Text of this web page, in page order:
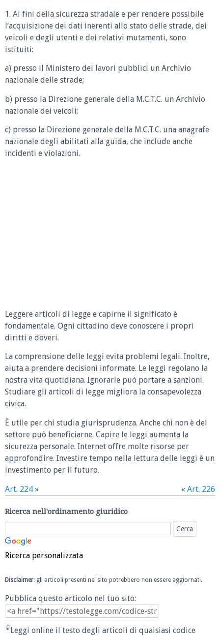
1. Ai fini della sicurezza stradale e per rendere possibile
l’acquisizione dei dati inerenti allo stato delle strade, dei
veicoli e degli utenti e dei relativi mutamenti, sono
istituiti:
a) presso il Ministero dei lavori pubblici un Archivio
nazionale delle strade;
b) presso la Direzione generale della M.C.T.C. un Archivio
nazionale dei veicoli;
c) presso la Direzione generale della M.C.T.C. una anagrafe
nazionale degli abilitati alla guida, che include anche
incidenti e violazioni.
Leggere articoli di legge e capirne il significato è
fondamentale. Ogni cittadino deve conoscere i propri
diritti e doveri.
La comprensione delle leggi evita problemi legali. Inoltre,
aiuta a prendere decisioni informate. Le leggi regolano la
nostra vita quotidiana. Ignorarle può portare a sanzioni.
Studiare gli articoli di legge migliora la consapevolezza
civica.
È utile per chi studia giurisprudenza. Anche chi non è del
settore può beneficiarne. Capire le leggi aumenta la
sicurezza personale. Internet offre molte risorse per
approfondire. Investire tempo nella lettura delle leggi è un
investimento per il futuro.
Art. 224 » « Art. 226
Ricerca nell'ordinamento giuridico
Ricerca personalizzata
Disclaimer: gli articoli presenti nel sito potrebbero non essere aggiornati.
Pubblica questo articolo nel tuo sito:
Leggi online il testo degli articoli di qualsiasi codice